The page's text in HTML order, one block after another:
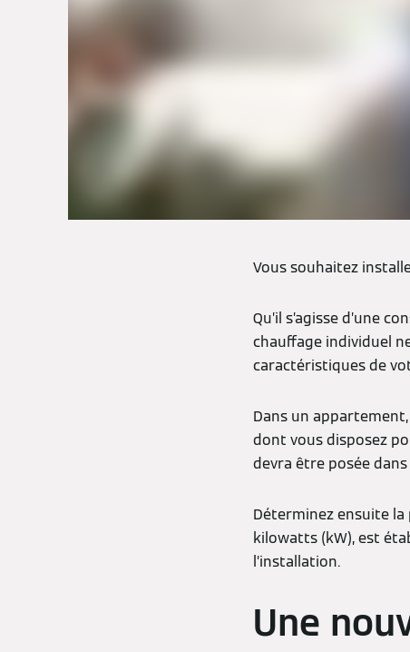
Vous souhaitez
Qu’il s’agisse d’une
chauffage individuel
caractéristiques de
Dans un
dont vous disposez
devra être posée dans
Déterminez ensuite la
kilowatts (kW), est
l’installation.
Une